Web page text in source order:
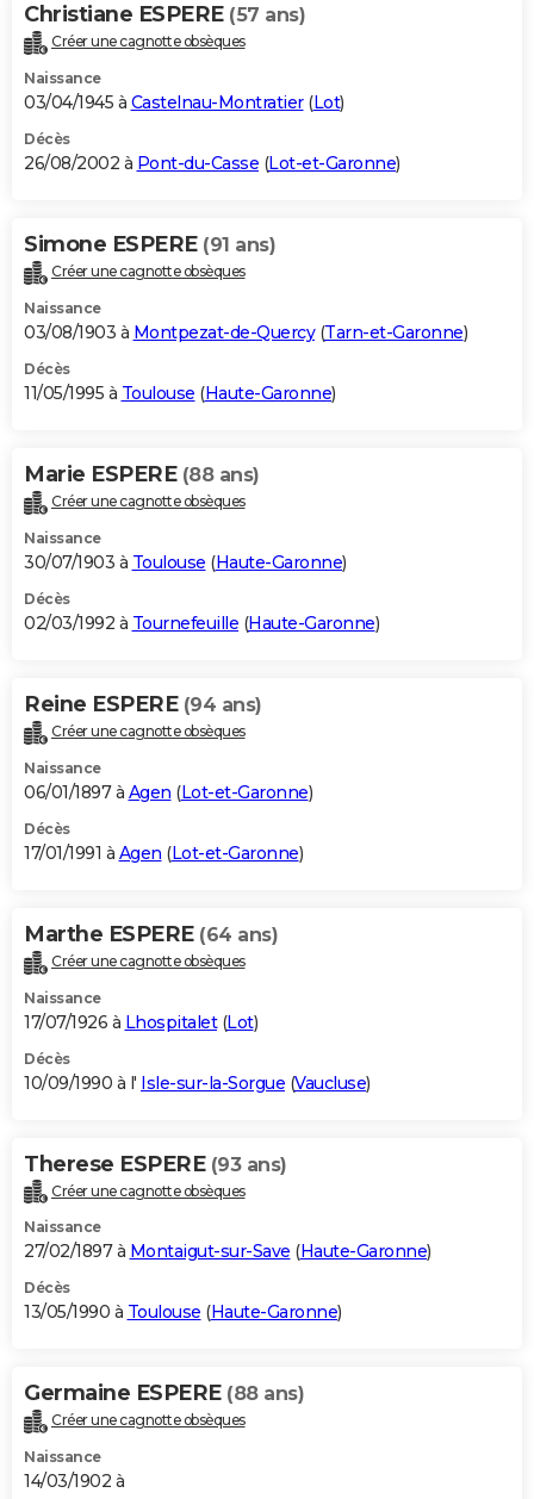
Christiane ESPERE (57 ans)
Créer une cagnotte obsèques
Naissance
03/04/1945 à Castelnau-Montratier(Lot)
Décès
26/08/2002 à Pont-du-Casse (Lot-et-Garonne)
Simone ESPERE (91 ans)
Créer une cagnotte obsèques
Naissance
03/08/1903 à Montpezat-de-Quercy(Tarn-et-Garonne)
Décès
11/05/1995 à Toulouse (Haute-Garonne)
Marie ESPERE (88 ans)
Créer une cagnotte obsèques
Naissance
30/07/1903 à Toulouse (Haute-Garonne)
Décès
02/03/1992 à Tournefeuille (Haute-Garonne)
Reine ESPERE (94 ans)
Créer une cagnotte obsèques
Naissance
06/01/1897 à Agen (Lot-et-Garonne)
Décès
17/01/1991 à Agen (Lot-et-Garonne)
Marthe ESPERE (64 ans)
Créer une cagnotte obsèques
Naissance
17/07/1926 à Lhospitalet(Lot)
Décès
10/09/1990 à l' Isle-sur-la-Sorgue (Vaucluse)
Therese ESPERE (93 ans)
Créer une cagnotte obsèques
Naissance
27/02/1897 à Montaigut-sur-Save (Haute-Garonne)
Décès
13/05/1990 à Toulouse (Haute-Garonne)
Germaine ESPERE (88 ans)
Créer une cagnotte obsèques
Naissance
14/03/1902 à